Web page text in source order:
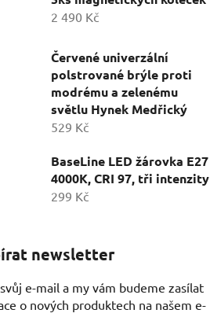
2 490 Kč
Červené univerzální
polstrované brýle proti
modrému a zelenému
světlu Hynek Medřický
529 Kč
BaseLine LED žárovka E27
4000K, CRI 97, tři intenzity
299 Kč
newsletter
e-mail a my vám budeme zasílat
o nových produktech na našem e-